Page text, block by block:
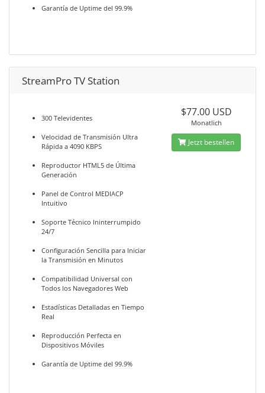
Garantía de Uptime del 99.9%
StreamPro TV Station
300 Televidentes
Velocidad de Transmisión Ultra
Rápida a 4090 KBPS
Reproductor HTML5 de Última
Generación
Panel de Control MEDIACP
Intuitivo
Soporte Técnico Ininterrumpido
24/7
Configuración Sencilla para Iniciar
la Transmisión en Minutos
Compatibilidad Universal con
Todos los Navegadores Web
Estadísticas Detalladas en Tiempo
Real
Reproducción Perfecta en
Dispositivos Móviles
Garantía de Uptime del 99.9%
$77.00 USD
Monatlich
Jetzt bestellen